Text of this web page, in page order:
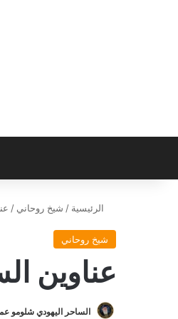
الرئيسية / شيخ روحاني /
شيخ روحاني
عناوين
الساحر اليهودي شلومو